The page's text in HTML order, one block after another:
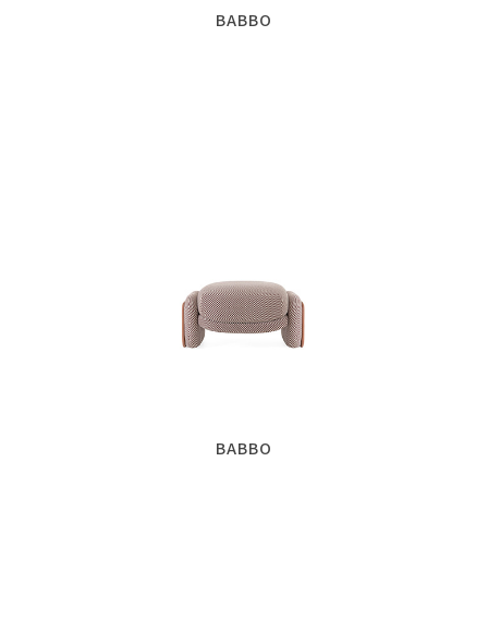
BABBO
BABBO